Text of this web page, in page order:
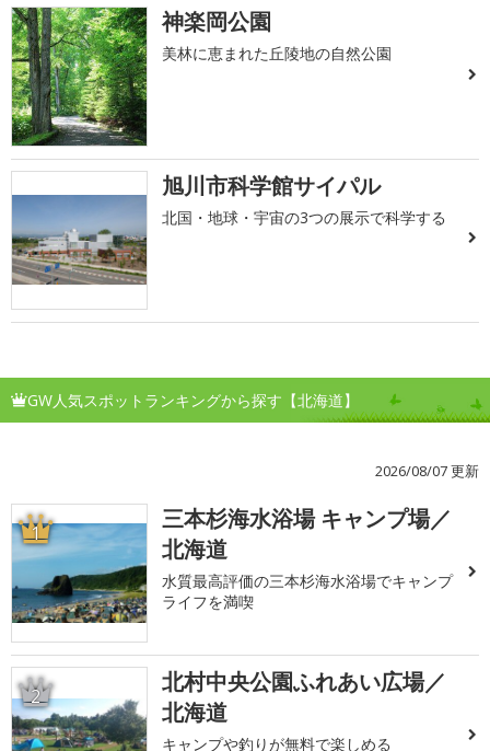
神楽岡公園
美林に恵まれた丘陵地の自然公園
旭川市科学館サイパル
北国・地球・宇宙の3つの展示で科学する
GW人気スポットランキングから探す【北海道】
2026/08/07 更新
1
三本杉海水浴場 キャンプ場／
北海道
水質最高評価の三本杉海水浴場でキャンプ
ライフを満喫
2
北村中央公園ふれあい広場／
北海道
キャンプや釣りが無料で楽しめる